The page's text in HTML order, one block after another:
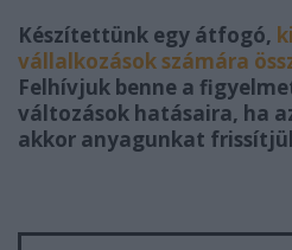
Készítettünk egy átfogó,
vállalkozások számára
Felhívjuk benne a
változások hatásaira, ha
akkor anyagunkat